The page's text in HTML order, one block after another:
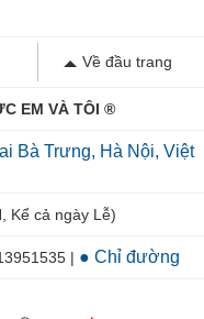
Về đầu trang
EM VÀ TÔI ®
Bà Trưng, Hà Nội, Việt
Kể cả ngày Lễ)
| ● Chỉ đường